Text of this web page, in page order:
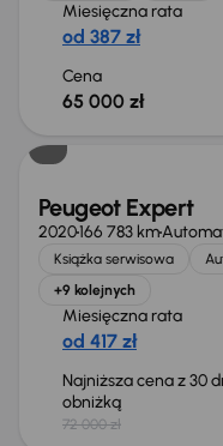
Miesięczna rata
od 387 zł
Cena
65 000 zł
Taniej o 2 000 zł
Peugeot Expert
2020166 783 km
Książka serwisowa
+9 kolejnych
Miesięczna rata
od 417 zł
Najniższa cena z 30
obniżką
72 000 zł